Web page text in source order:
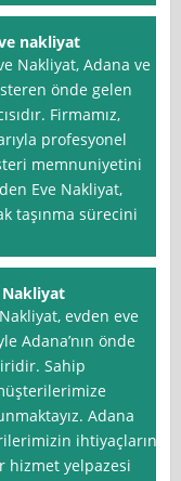
nakliyat
Nakliyat, Adana ve
önde gelen
Firmamız,
profesyonel
memnuniyetini
Eve Nakliyat,
taşınma sürecini
Nakliyat
evden eve
Adana’nın önde
Sahip
Adana
ihtiyaçlarını
hizmet yelpazesi